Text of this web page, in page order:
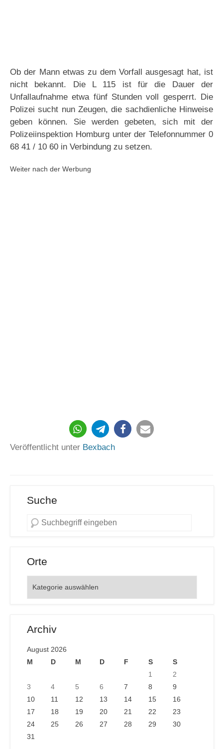
Ob der Mann etwas zu dem Vorfall ausgesagt hat, ist
nicht bekannt. Die L 115 ist für die Dauer der
Unfallaufnahme etwa fünf Stunden voll gesperrt. Die
Polizei sucht nun Zeugen, die sachdienliche Hinweise
geben können. Sie werden gebeten, sich mit der
Polizeiinspektion Homburg unter der Telefonnummer 0
68 41 / 10 60 in Verbindung zu setzen.
Weiter nach der Werbung
232
Veröffentlicht unter Bexbach
Suche
Orte
Archiv
August 2026
M
D M D F S
S
1
2
3
4 5 6 7 8
9
10
11 12 13 14 15
16
17
18 19 20 21 22
23
24
25 26 27 28 29
30
31